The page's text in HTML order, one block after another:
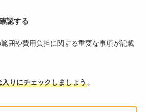
認する
囲や費用負担に関する重要な事項が記載
りにチェックしましょう。